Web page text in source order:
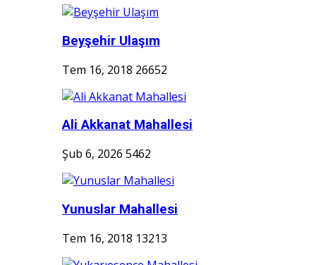
Beyşehir Ulaşım
Tem 16, 2018 26652
Ali Akkanat Mahallesi
Şub 6, 2026 5462
Yunuslar Mahallesi
Tem 16, 2018 13213